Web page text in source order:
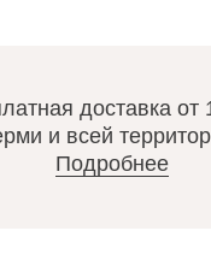
доставка от
и всей
Подробнее